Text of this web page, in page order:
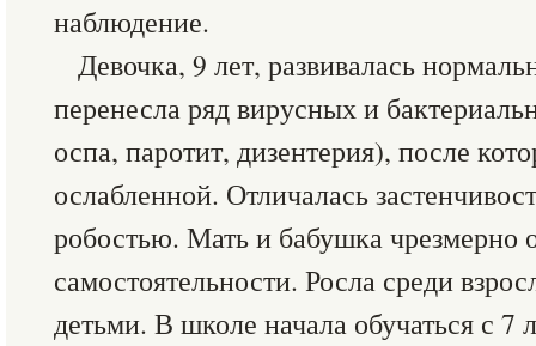
наблюдение.
Девочка, 9 лет, развивалась
перенесла ряд вирусных и
оспа, паротит, дизентерия), после
ослабленной. Отличалась
робостью. Мать и бабушка чрезмерно
самостоятельности. Росла среди
детьми. В школе начала обучаться с